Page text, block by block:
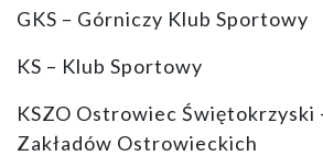
GKS – Górniczy Klub Sportowy
KS – Klub Sportowy
KSZO Ostrowiec Świętokrzyski
Zakładów Ostrowieckich